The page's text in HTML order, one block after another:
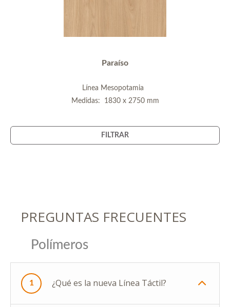
Paraíso
Línea Mesopotamia
Medidas: 1830 x 2750 mm
FILTRAR
PREGUNTAS FRECUENTES
Polímeros
1 ¿Qué es la nueva Línea Táctil?